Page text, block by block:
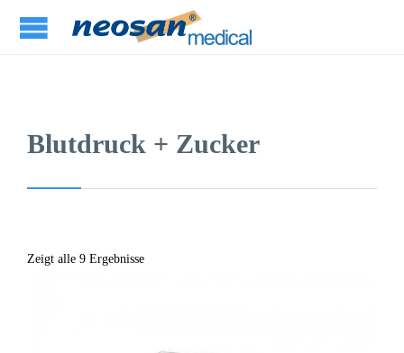
Blutdruck + Zucker
Zeigt alle 9 Ergebnisse